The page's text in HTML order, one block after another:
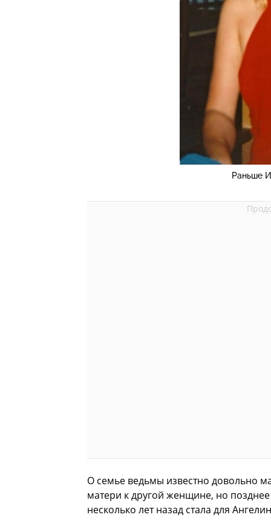
Раньше
О семье ведьмы известно довольно
матери к другой женщине, но
несколько лет назад стала для